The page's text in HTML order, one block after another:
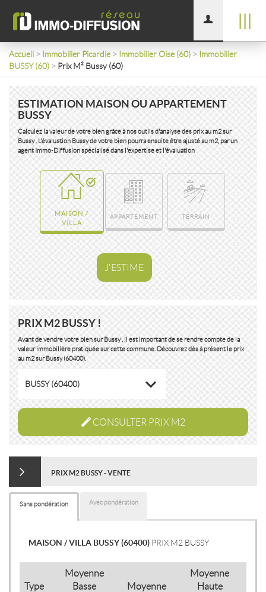
Accueil > Immobilier Picardie > Immobilier Oise (60) > Immobilier
BUSSY (60) > Prix M² Bussy (60)
ESTIMATION MAISON OU APPARTEMENT
BUSSY
Calculez la valeur de votre bien grâce à nos outils d'analyse des prix au m2 sur
Bussy . L'évaluation Bussy de votre bien pourra ensuite être ajusté au m2, par un
agent Immo-Diffusion spécialisé dans l'expertise et l'évaluation
MAISON /
VILLA
APPARTEMENT TERRAIN
J'ESTIME
PRIX M2 BUSSY !
Avant de vendre votre bien sur Bussy , il est important de se rendre compte de la
valeur immobilière pratiquée sur cette commune. Découvrez dès à présent le prix
au m2 sur Bussy (60400).
BUSSY (60400)
CONSULTER PRIX M2
PRIX M2 BUSSY - VENTE
Sans pondération Avec pondération
MAISON / VILLA BUSSY (60400) PRIX M2 BUSSY
Type
Moyenne
Basse
Moyenne
Moyenne
Haute